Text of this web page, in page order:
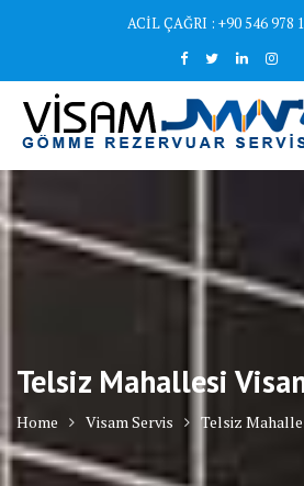
ACİL ÇAĞRI : +90 546 978
Telsiz Mahallesi
Home Visam Servis Telsiz